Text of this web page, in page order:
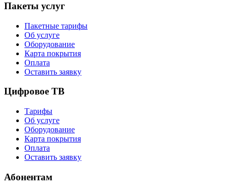
Пакеты услуг
Пакетные тарифы
Об услуге
Оборудование
Карта покрытия
Оплата
Оставить заявку
Цифровое ТВ
Тарифы
Об услуге
Оборудование
Карта покрытия
Оплата
Оставить заявку
Абонентам